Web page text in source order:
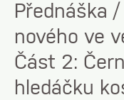
Přednáška
nového ve
Část 2:
hledáčku